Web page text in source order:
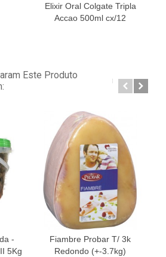
Elixir Oral Colgate Tripla
Accao 500ml cx/12
Este Produto
-
5Kg
Fiambre Probar T/ 3k
Redondo (+-3.7kg)